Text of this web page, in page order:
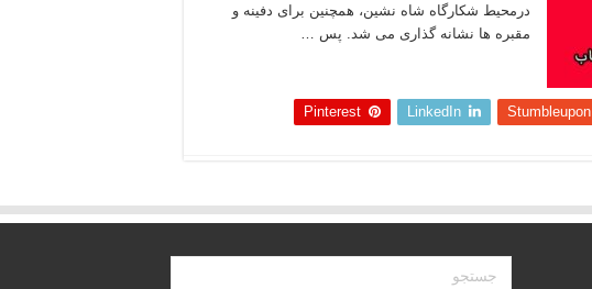
درمحیط شکارگاه شاه نشین، همچنین برای دفینه و
مقبره ها نشانه گذاری می شد. پس …
Stumbleupon
LinkedIn
Pinterest